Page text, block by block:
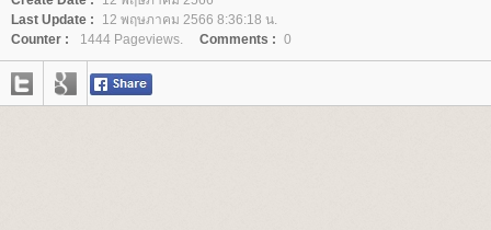
Last Update :
12 พฤษภาคม 2566 8:36:18 น.
Counter :
1444 Pageviews. Comments : 0